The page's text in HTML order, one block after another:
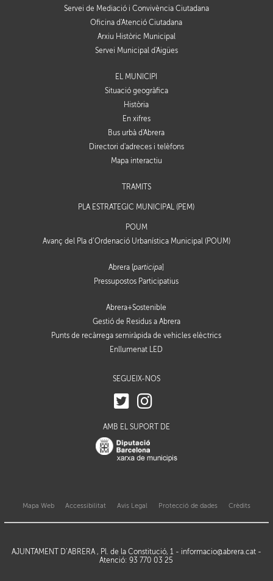
Servei de Mediació i Convivència Ciutadana
Oficina d'Atenció Ciutadana
Arxiu Històric Municipal
Servei Municipal d'Aigües
EL MUNICIPI
Situació geogràfica
Història
En xifres
Bus urbà d'Abrera
Directori d'adreces i telèfons
Mapa interactiu
TRÀMITS
PLA ESTRATÈGIC MUNICIPAL (PEM)
POUM
Avanç del Pla d’Ordenació Urbanística Municipal (POUM)
Abrera [participa
Pressupostos Participatius
Abrera+Sostenible
Gestió de Residus a Abrera
Punts de recàrrega semiràpida de vehicles elèctrics
Enllumenat LED
SEGUEIX-NOS
AMB EL SUPORT DE
Mapa Web Accessibilitat Avis Legal Protecció de dades Crèdits
AJUNTAMENT D’ABRERA , Pl. de la Constitució, 1 - informacio@abrera.cat-
Atenció: 93 770 03 25